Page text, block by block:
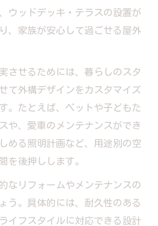
ウッドデッキ・テラスの設置が
、家族が安心して過ごせる屋外
させるためには、暮らしのスタ
て外構デザインをカスタマイズ
。たとえば、ペットや子どもた
や、愛車のメンテナンスができ
める照明計画など、用途別の空
を後押しします。
なリフォームやメンテナンスの
う。具体的には、耐久性のある
イフスタイルに対応できる設計